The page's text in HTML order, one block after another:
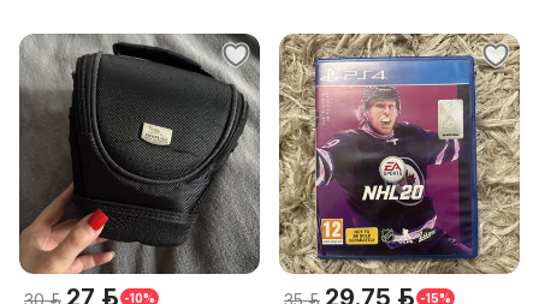
30 р. 27 р. -10% 35 р. 29.75 р. -15%